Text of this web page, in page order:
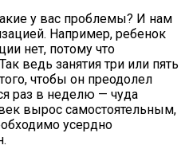
у вас проблемы? И нам
Например, ребенок
нет, потому что
ведь занятия три или пять
чтобы он преодолел
раз в неделю — чуда
вырос самостоятельным,
усердно